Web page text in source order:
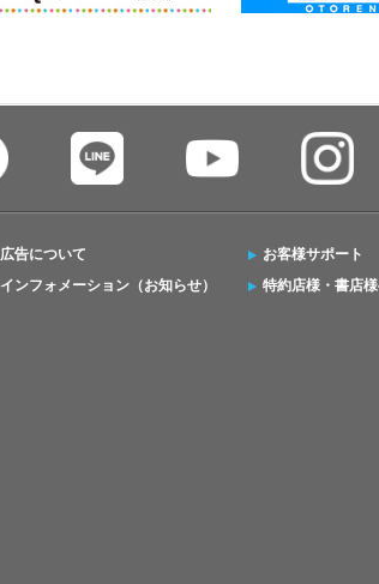
広告について
インフォメーション（お知らせ）
お客様サポート
特約店様・書店